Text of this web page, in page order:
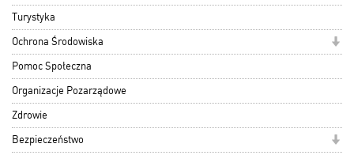
Turystyka
Ochrona Środowiska
Pomoc Społeczna
Organizacje Pozarządowe
Zdrowie
Bezpieczeństwo